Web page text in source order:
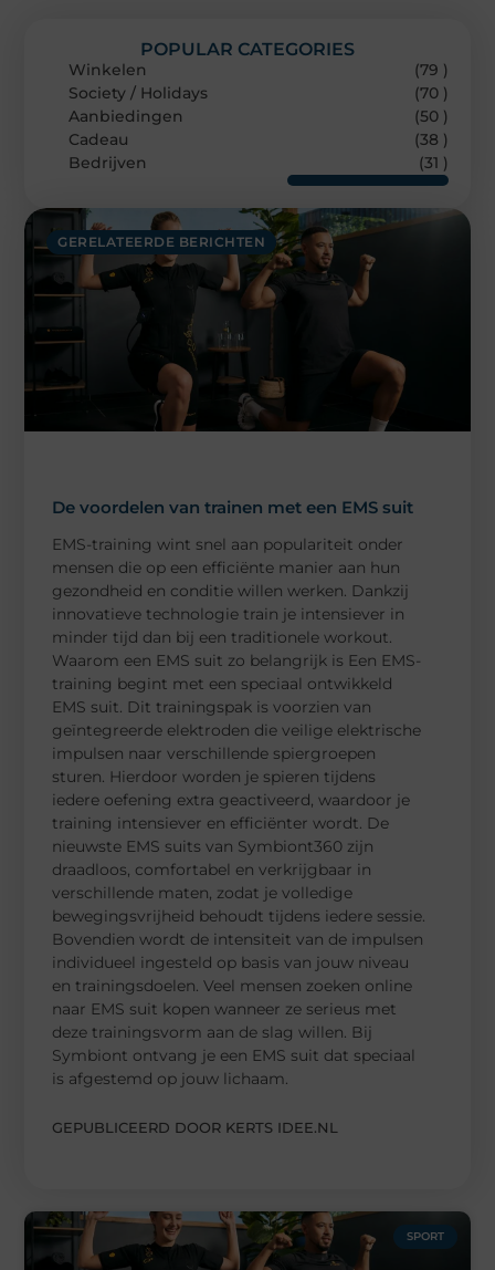
GERELATEERDE BERICHTEN
De voordelen van trainen met een EMS suit
EMS-training wint snel aan populariteit onder
mensen die op een efficiënte manier aan hun
gezondheid en conditie willen werken. Dankzij
innovatieve technologie train je intensiever in
minder tijd dan bij een traditionele workout.
Waarom een EMS suit zo belangrijk is Een EMS-
training begint met een speciaal ontwikkeld
EMS suit. Dit trainingspak is voorzien van
geïntegreerde elektroden die veilige elektrische
impulsen naar verschillende spiergroepen
sturen. Hierdoor worden je spieren tijdens
iedere oefening extra geactiveerd, waardoor je
training intensiever en efficiënter wordt. De
nieuwste EMS suits van Symbiont360 zijn
draadloos, comfortabel en verkrijgbaar in
verschillende maten, zodat je volledige
bewegingsvrijheid behoudt tijdens iedere sessie.
Bovendien wordt de intensiteit van de impulsen
individueel ingesteld op basis van jouw niveau
en trainingsdoelen. Veel mensen zoeken online
naar EMS suit kopen wanneer ze serieus met
deze trainingsvorm aan de slag willen. Bij
Symbiont ontvang je een EMS suit dat speciaal
is afgestemd op jouw lichaam.
GEPUBLICEERD DOOR KERTS IDEE.NL
POPULAR CATEGORIES
Winkelen
(79 )
Society / Holidays
(70 )
Aanbiedingen
(50 )
Cadeau
(38 )
Bedrijven
(31 )
SPORT